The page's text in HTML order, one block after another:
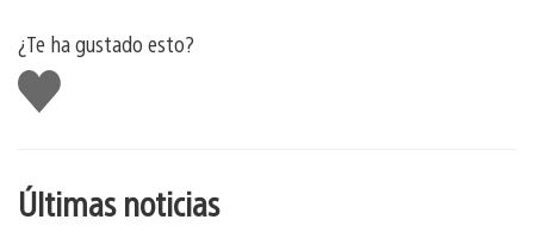
¿Te ha gustado esto?
Me
gusta
esto
Últimas noticias